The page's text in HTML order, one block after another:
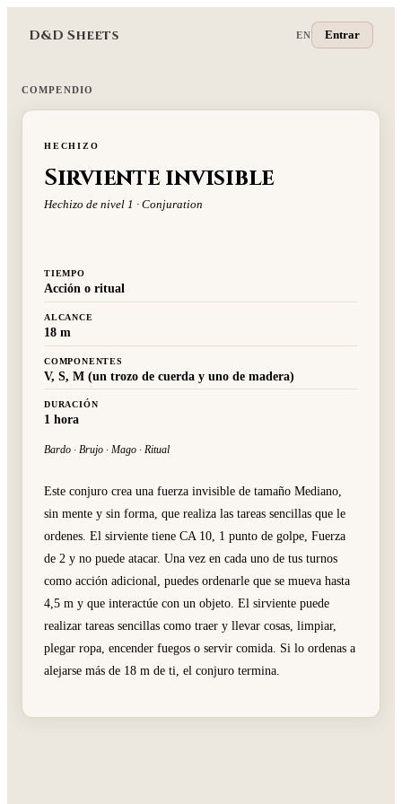
D&D Sheets EN Entrar
COMPENDIO
HECHIZO
Sirviente invisible
Hechizo de nivel 1 · Conjuration
TIEMPO
Acción o ritual
ALCANCE
18 m
COMPONENTES
V, S, M (un trozo de cuerda y uno de madera)
DURACIÓN
1 hora
Bardo · Brujo · Mago · Ritual
Este conjuro crea una fuerza invisible de tamaño Mediano,
sin mente y sin forma, que realiza las tareas sencillas que le
ordenes. El sirviente tiene CA 10, 1 punto de golpe, Fuerza
de 2 y no puede atacar. Una vez en cada uno de tus turnos
como acción adicional, puedes ordenarle que se mueva hasta
4,5 m y que interactúe con un objeto. El sirviente puede
realizar tareas sencillas como traer y llevar cosas, limpiar,
plegar ropa, encender fuegos o servir comida. Si lo ordenas a
alejarse más de 18 m de ti, el conjuro termina.